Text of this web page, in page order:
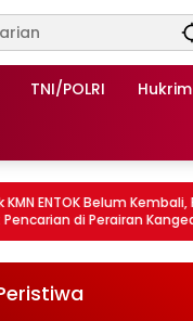
TNI/POLRI Hukrim
Belum Kembali, Polisi
di Perairan Kangean